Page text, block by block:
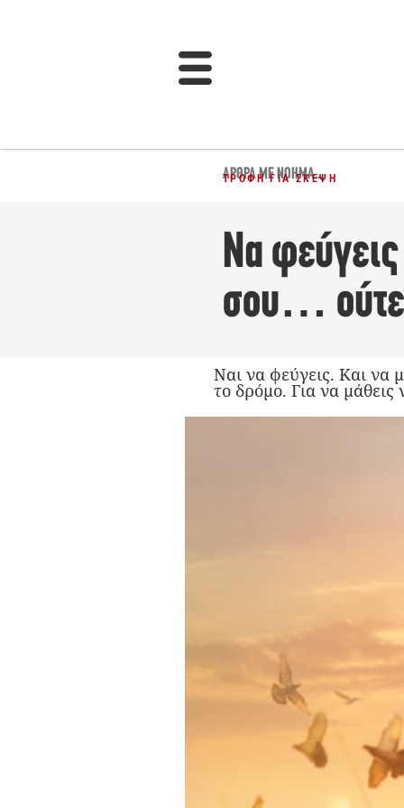
ΆΡΘΡΑ ΜΕ ΝΌΗΜΑ...
ΤΡΟΦΉ ΓΙΑ ΣΚΈΨΗ
Να φεύγεις
σου… ούτε
Ναι να φεύγεις. Και να
το δρόμο. Για να μάθεις